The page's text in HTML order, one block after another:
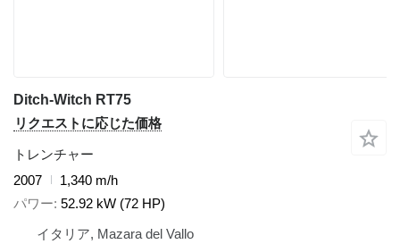
Ditch-Witch RT75
リクエストに応じた価格
トレンチャー
2007
1,340 m/h
パワー 52.92 kW (72 HP)
イタリア, Mazara del Vallo